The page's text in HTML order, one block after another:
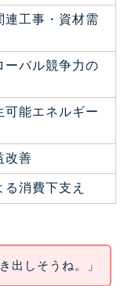
連工事・資材需
ーバル競争力の
可能エネルギー
改善
消費下支え
出しそうね。」